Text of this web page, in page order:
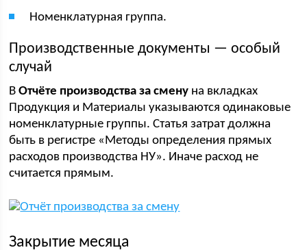
Номенклатурная группа.
Производственные документы — особый
случай
ВОтчёте производства за смену на вкладках
Продукция и Материалы указываются одинаковые
номенклатурные группы. Статья затрат должна
быть в регистре «Методы определения прямых
расходов производства НУ». Иначе расход не
считается прямым.
Закрытие месяца